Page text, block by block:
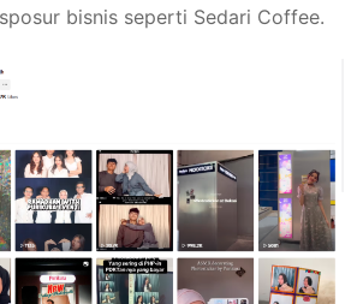
bisnis seperti Sedari Coffee.